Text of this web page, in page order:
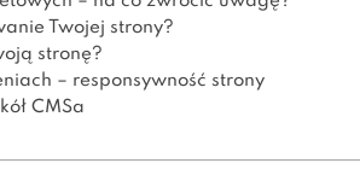
Twojej strony?
stronę?
– responsywność strony
CMSa